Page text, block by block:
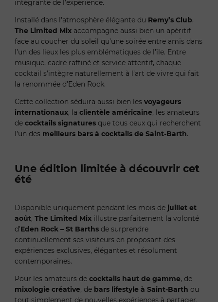
intégrante de l’expérience.
Installé dans l’atmosphère élégante du Remy’s Club,
The Limited Mix accompagne aussi bien un apéritif
face au coucher du soleil qu’une soirée entre amis dans
l’un des lieux les plus emblématiques de l’île. Entre
musique, cadre raffiné et service attentif, chaque
cocktail s’intègre naturellement à l’art de vivre qui fait
la renommée d’Eden Rock.
Cette collection séduira aussi bien les voyageurs
internationaux, la clientèle américaine, les amateurs
de cocktails signatures que tous ceux qui recherchent
l’un des meilleurs bars à cocktails de Saint-Barth.
Une édition limitée à découvrir cet
été
Disponible uniquement pendant les mois de juillet et
août, The Limited Mix illustre parfaitement la volonté
d’Eden Rock – St Barths de surprendre
continuellement ses visiteurs en proposant des
expériences exclusives, élégantes et résolument
contemporaines.
Pour les amateurs de cocktails haut de gamme, de
mixologie créative, de bars lifestyle à Saint-Barth ou
tout simplement de nouvelles expériences à partager,